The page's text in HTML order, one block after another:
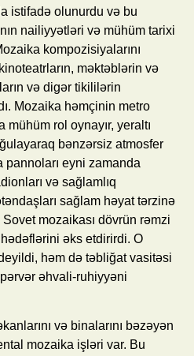
istifadə olunurdu və bu
nailiyyətləri və mühüm tarixi
kompozisiyalarını
məktəblərin və
və digər tikililərin
Mozaika həmçinin metro
mühüm rol oynayır, yeraltı
bənzərsiz atmosfer
pannoları eyni zamanda
və sağlamlıq
sağlam həyat tərzinə
Sovet mozaikası dövrün rəmzi
əks etdirirdi. O
həm də təbliğat vasitəsi
əhvali-ruhiyyəni
və binalarını bəzəyən
mozaika işləri var. Bu